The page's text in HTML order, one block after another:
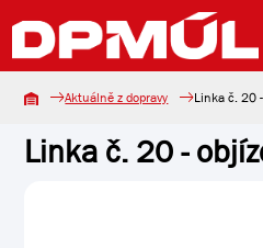
Aktuálně z dopravy Linka č. 20
Linka č. 20 -